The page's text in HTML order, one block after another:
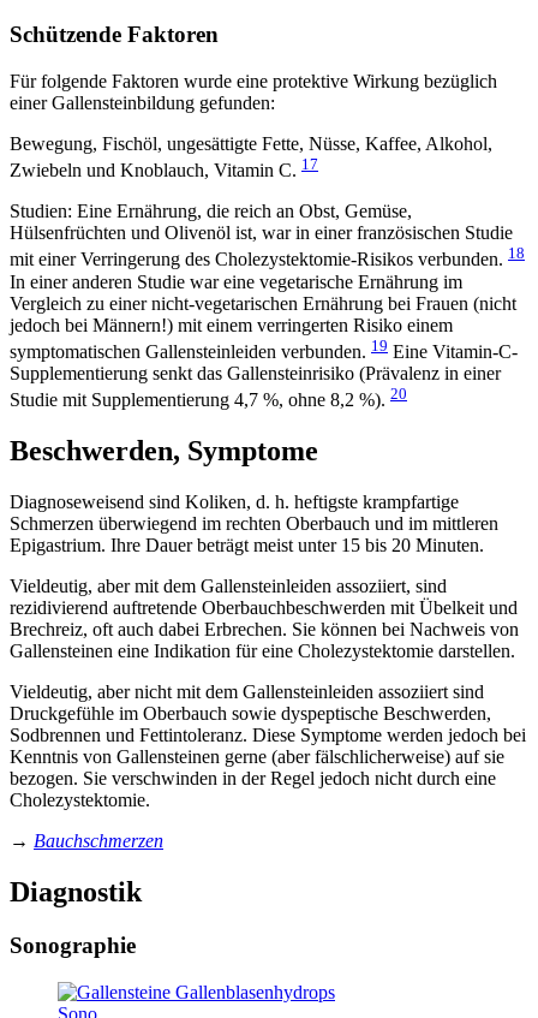
Schützende Faktoren
Für folgende Faktoren wurde eine protektive Wirkung bezüglich
einer Gallensteinbildung gefunden:
Bewegung, Fischöl, ungesättigte Fette, Nüsse, Kaffee, Alkohol,
Zwiebeln und Knoblauch, Vitamin C. 17
Studien: Eine Ernährung, die reich an Obst, Gemüse,
Hülsenfrüchten und Olivenöl ist, war in einer französischen Studie
mit einer Verringerung des Cholezystektomie-Risikos verbunden. 18
In einer anderen Studie war eine vegetarische Ernährung im
Vergleich zu einer nicht-vegetarischen Ernährung bei Frauen (nicht
jedoch bei Männern!) mit einem verringerten Risiko einem
symptomatischen Gallensteinleiden verbunden. 19 Eine Vitamin-C-
Supplementierung senkt das Gallensteinrisiko (Prävalenz in einer
Studie mit Supplementierung 4,7 %, ohne 8,2 %). 20
Beschwerden, Symptome
Diagnoseweisend sind Koliken, d. h. heftigste krampfartige
Schmerzen überwiegend im rechten Oberbauch und im mittleren
Epigastrium. Ihre Dauer beträgt meist unter 15 bis 20 Minuten.
Vieldeutig, aber mit dem Gallensteinleiden assoziiert, sind
rezidivierend auftretende Oberbauchbeschwerden mit Übelkeit und
Brechreiz, oft auch dabei Erbrechen. Sie können bei Nachweis von
Gallensteinen eine Indikation für eine Cholezystektomie darstellen.
Vieldeutig, aber nicht mit dem Gallensteinleiden assoziiert sind
Druckgefühle im Oberbauch sowie dyspeptische Beschwerden,
Sodbrennen und Fettintoleranz. Diese Symptome werden jedoch bei
Kenntnis von Gallensteinen gerne (aber fälschlicherweise) auf sie
bezogen. Sie verschwinden in der Regel jedoch nicht durch eine
Cholezystektomie.
→ Bauchschmerzen
Diagnostik
Sonographie